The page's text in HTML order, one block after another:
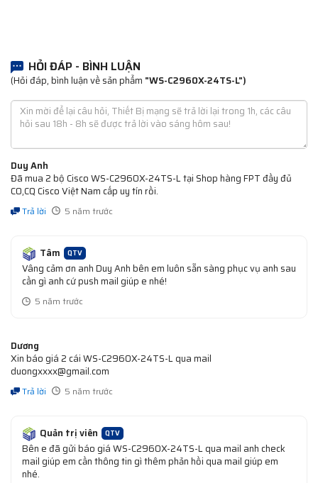
HỎI ĐÁP - BÌNH LUẬN
(Hỏi đáp, bình luận về sản phẩm "WS-C2960X-24TS-L")
Duy Anh
Đã mua 2 bộ Cisco WS-C2960X-24TS-L tại Shop hàng FPT đầy đủ
CO,CQ Cisco Việt Nam cấp uy tín rồi.
Trả lời 5 năm trước
Tâm QTV
Vâng cảm ơn anh Duy Anh bên em luôn sẵn sàng phục vụ anh sau
cần gì anh cứ push mail giúp e nhé!
5 năm trước
Dương
Xin báo giá 2 cái WS-C2960X-24TS-L qua mail
duongxxxx@gmail.com
Trả lời 5 năm trước
Quản trị viên QTV
Bên e đã gửi báo giá WS-C2960X-24TS-L qua mail anh check
mail giúp em cần thông tin gì thêm phản hồi qua mail giúp em
nhé.